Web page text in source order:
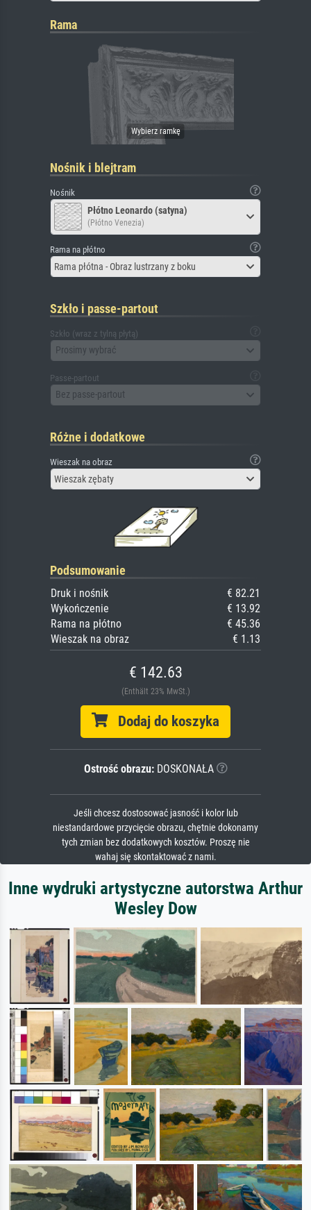
Rama
Nośnik i blejtram
Nośnik
Płótno Leonardo (satyna)
(Płótno Venezia)
Rama na płótno
Rama płótna - Obraz lustrzany z boku
Szkło i passe-partout
Szkło (wraz z tylną płytą)
Prosimy wybrać
Passe-partout
Bez passe-partout
Różne i dodatkowe
Wieszak na obraz
Wieszak zębaty
Podsumowanie
Druk i nośnik
€ 82.21
Wykończenie
€ 13.92
Rama na płótno
€ 45.36
Wieszak na obraz
€ 1.13
€ 142.63
(Enthält 23% MwSt.)
Dodaj do koszyka
Ostrość obrazu:DOSKONAŁA
Jeśli chcesz dostosować jasność i kolor lub
niestandardowe przycięcie obrazu, chętnie dokonamy
tych zmian bez dodatkowych kosztów. Proszę nie
wahaj się skontaktować z nami.
Inne wydruki artystyczne autorstwa Arthur
Wesley Dow